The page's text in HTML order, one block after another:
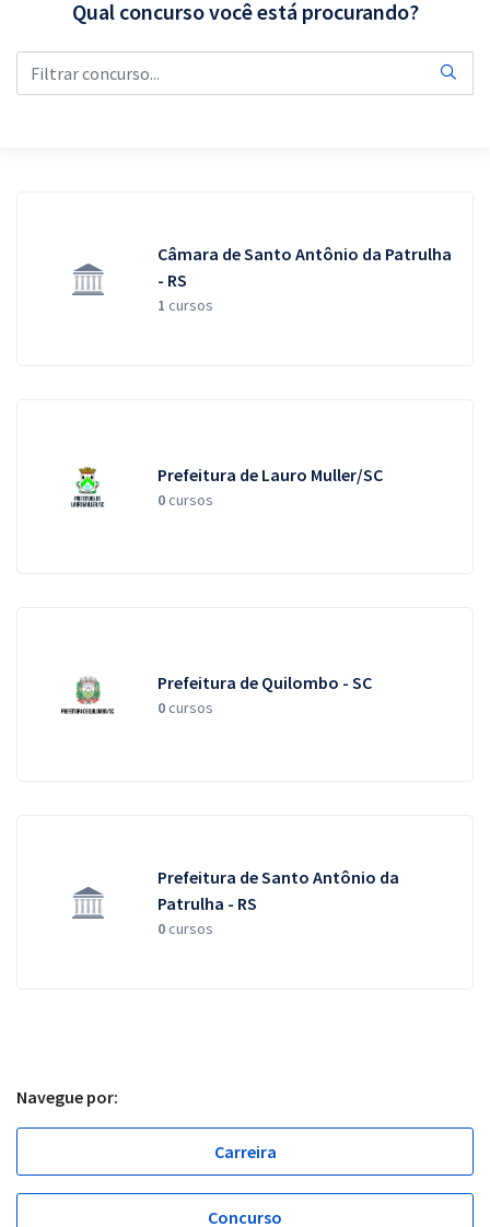
Conteúdo gratuito
Qual concurso você está procurando?
Câmara de Santo Antônio da Patrulha
- RS
1 cursos
Prefeitura de Lauro Muller/SC
0cursos
Prefeitura de Quilombo - SC
0cursos
Prefeitura de Santo Antônio da
Patrulha - RS
0cursos
Navegue por:
Carreira
Concurso